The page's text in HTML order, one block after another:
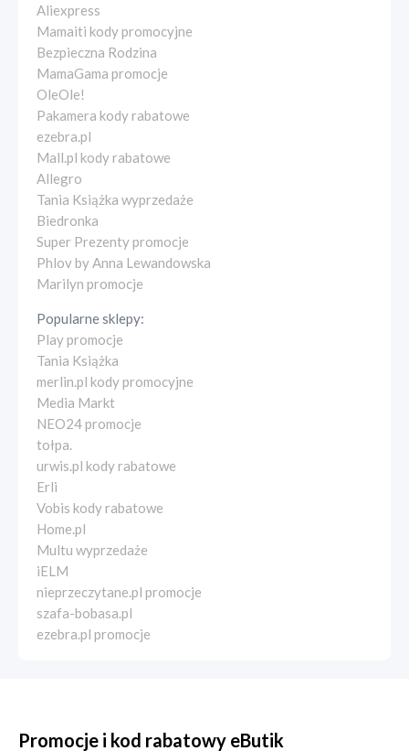
Aliexpress
Mamaiti kody promocyjne
Bezpieczna Rodzina
MamaGama promocje
OleOle!
Pakamera kody rabatowe
ezebra.pl
Mall.pl kody rabatowe
Allegro
Tania Książka wyprzedaże
Biedronka
Super Prezenty promocje
Phlov by Anna Lewandowska
Marilyn promocje
Popularne sklepy:
Play promocje
Tania Książka
merlin.pl kody promocyjne
Media Markt
NEO24 promocje
tołpa.
urwis.pl kody rabatowe
Erli
Vobis kody rabatowe
Home.pl
Multu wyprzedaże
iELM
nieprzeczytane.pl promocje
szafa-bobasa.pl
ezebra.pl promocje
Promocje i kod rabatowy eButik